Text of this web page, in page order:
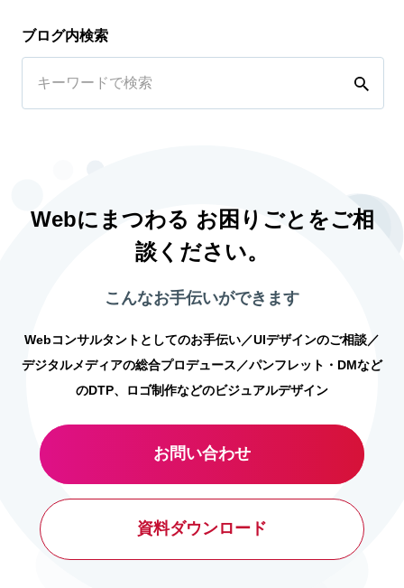
ブログ内検索
Webにまつわる お困りごとをご相
談ください。
こんなお手伝いができます
Webコンサルタントとしてのお手伝い／UIデザインのご相談／
デジタルメディアの総合プロデュース／パンフレット・DMなど
のDTP、ロゴ制作などのビジュアルデザイン
お問い合わせ
資料ダウンロード